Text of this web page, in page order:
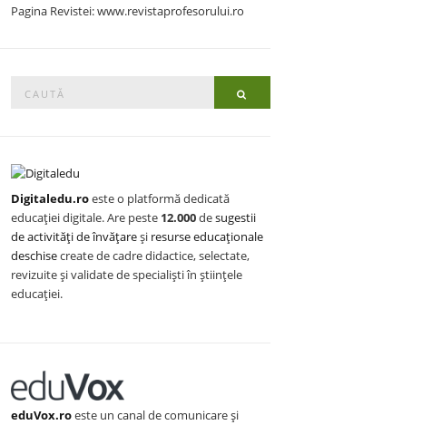
Pagina Revistei: www.revistaprofesorului.ro
for:
Digitaledu.roeste o platformă dedicată
educației digitale. Are peste 12.000desugestii
de activități de învățareși resurse educaționale
deschisecreate de cadre didactice, selectate,
revizuite și validate de specialiști în științele
educației.
eduVox.roeste un canal de comunicare și